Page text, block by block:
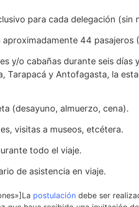
para cada delegación (sin
aproximadamente 44 pasajeros
y/o cabañas durante seis días
Tarapacá y Antofagasta, la
(desayuno, almuerzo, cena).
visitas a museos, etcétera.
todo el viaje.
de asistencia en viaje.
postulación debe ser